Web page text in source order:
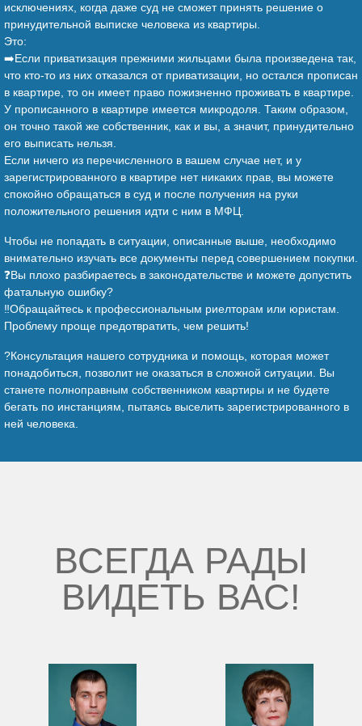
исключениях, когда даже суд не сможет принять решение о
принудительной выписке человека из квартиры.
Это:
➡️Если приватизация прежними жильцами была произведена так,
что кто-то из них отказался от приватизации, но остался прописан
в квартире, то он имеет право пожизненно проживать в квартире.
У прописанного в квартире имеется микродоля. Таким образом,
он точно такой же собственник, как и вы, а значит, принудительно
его выписать нельзя.
Если ничего из перечисленного в вашем случае нет, и у
зарегистрированного в квартире нет никаких прав, вы можете
спокойно обращаться в суд и после получения на руки
положительного решения идти с ним в МФЦ.
Чтобы не попадать в ситуации, описанные выше, необходимо
внимательно изучать все документы перед совершением покупки.
❓Вы плохо разбираетесь в законодательстве и можете допустить
фатальную ошибку?
‼️Обращайтесь к профессиональным риелторам или юристам.
Проблему проще предотвратить, чем решить!
?Консультация нашего сотрудника и помощь, которая может
понадобиться, позволит не оказаться в сложной ситуации. Вы
станете полноправным собственником квартиры и не будете
бегать по инстанциям, пытаясь выселить зарегистрированного в
ней человека.
ВСЕГДА РАДЫ
ВИДЕТЬ ВАС!